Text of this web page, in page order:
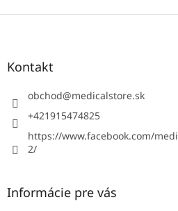
Z
Kontakt
obchod@medicalstore.sk
+421915474825
https://www.facebook.com/
2/
Informácie pre vás